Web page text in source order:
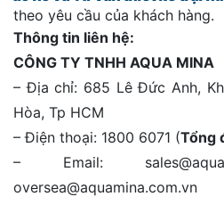
theo yêu cầu của khách hàng.
Thông tin liên hệ:
CÔNG TY TNHH AQUA MINA
– Địa chỉ: 685 Lê Đức Anh,
Hòa, Tp HCM
– Điện thoại: 1800 6071 (Tổng
– Email:
oversea@aquamina.com.vn